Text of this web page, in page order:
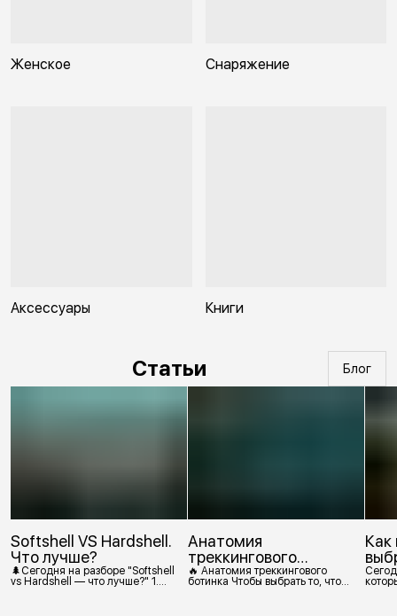
Женское Снаряжение
Аксессуары Книги
Статьи Блог
Softshell VS Hardshell.
Что лучше?
🌲Сегодня на разборе "Softshell
vs Hardshell — что лучше?" 1.
Анатомия
треккингового
ботинка
🔥 Анатомия треккингового
ботинка Чтобы выбрать то, что
Как